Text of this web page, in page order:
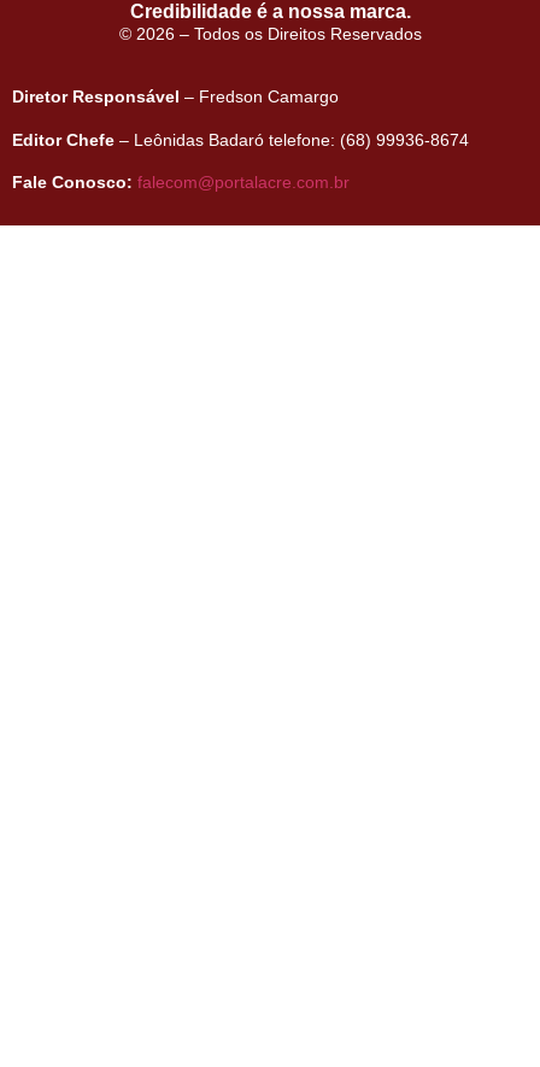
Credibilidade é a nossa marca.
© 2026 – Todos os Direitos Reservados
Diretor Responsável – Fredson Camargo
Editor Chefe – Leônidas Badaró telefone: (68) 99936-8674
Fale Conosco: falecom@portalacre.com.br